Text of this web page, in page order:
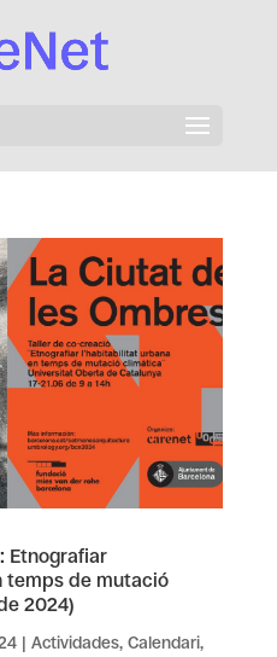
Etnografiar
temps de mutació
2024)
| Actividades, Calendari,